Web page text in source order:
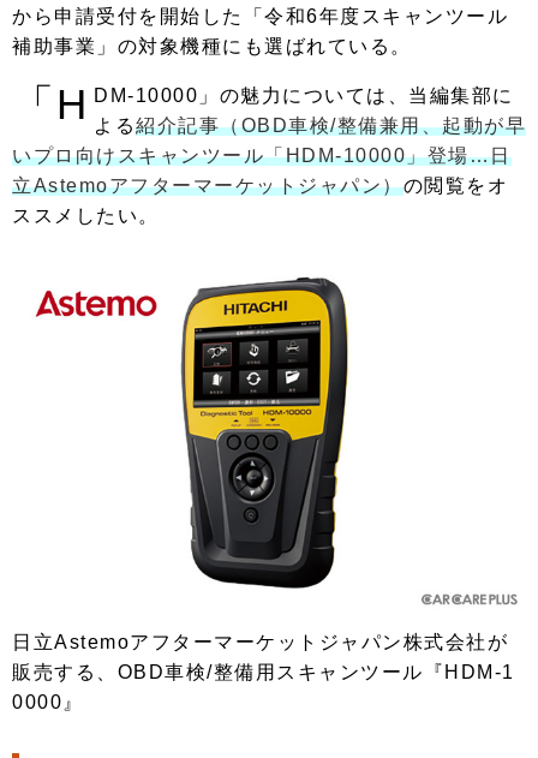
から申請受付を開始した「令和6年度スキャンツール
補助事業」の対象機種にも選ばれている。
「H DM-10000」の魅力については、当編集部に
よる紹介記事（OBD車検/整備兼用、起動が早
いプロ向けスキャンツール「HDM-10000」登場…日
立Astemoアフターマーケットジャパン）の閲覧をオ
ススメしたい。
日立Astemoアフターマーケットジャパン株式会社が
販売する、OBD車検/整備用スキャンツール『HDM-1
0000』